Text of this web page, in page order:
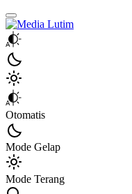
Media Lutim
Info untuk Lutim
Otomatis
Mode Gelap
Mode Terang